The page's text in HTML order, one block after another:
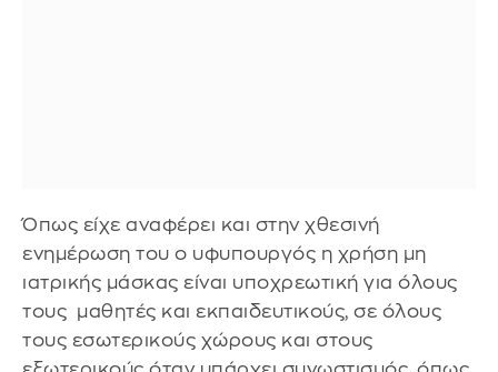
Όπως είχε αναφέρει και στην χθεσινή
ενημέρωση του ο υφυπουργός η χρήση μη
ιατρικής μάσκας είναι υποχρεωτική για όλους
τους μαθητές και εκπαιδευτικούς, σε όλους
τους εσωτερικούς χώρους και στους